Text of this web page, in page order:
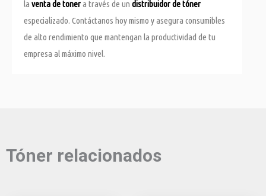
la venta de tonera través de un distribuidor de tóner
especializado. Contáctanos hoy mismo y asegura consumibles
de alto rendimiento que mantengan la productividad de tu
empresa al máximo nivel.
Tóner relacionados